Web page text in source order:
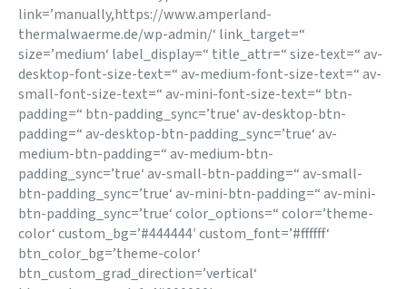
link=’manually,https://www.amperland-
thermalwaerme.de/wp-admin/‘ link_target=“
size=’medium‘ label_display=“ title_attr=“ size-text=“ av-
desktop-font-size-text=“ av-medium-font-size-text=“ av-
small-font-size-text=“ av-mini-font-size-text=“ btn-
padding=“ btn-padding_sync=’true‘ av-desktop-btn-
padding=“ av-desktop-btn-padding_sync=’true‘ av-
medium-btn-padding=“ av-medium-btn-
padding_sync=’true‘ av-small-btn-padding=“ av-small-
btn-padding_sync=’true‘ av-mini-btn-padding=“ av-mini-
btn-padding_sync=’true‘ color_options=“ color=’theme-
color‘ custom_bg=’#444444′ custom_font=’#ffffff‘
btn_color_bg=’theme-color‘
btn_custom_grad_direction=’vertical‘